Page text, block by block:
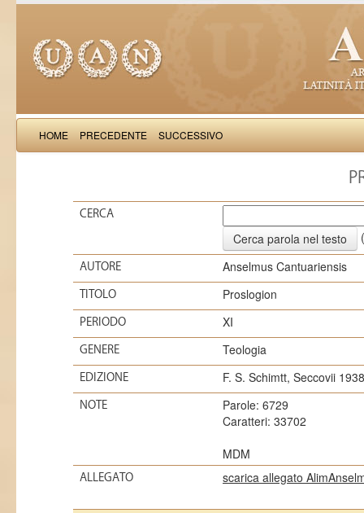
HOME PRECEDENTE SUCCESSIVO
CERCA
AUTORE Anselmus Cantuariensis
TITOLO Proslogion
PERIODO XI
GENERE Teologia
EDIZIONE F. S. Schimtt, Seccovii
NOTE
Parole: 6729
Caratteri: 33702
MDM
ALLEGATO scarica allegato